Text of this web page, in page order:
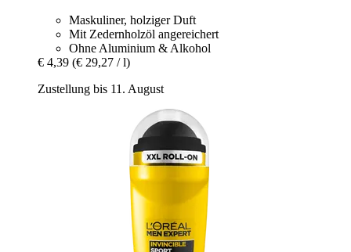
Maskuliner, holziger Duft
Mit Zedernholzöl angereichert
Ohne Aluminium & Alkohol
€ 4,39 (€ 29,27 / l)
Zustellung bis 11. August